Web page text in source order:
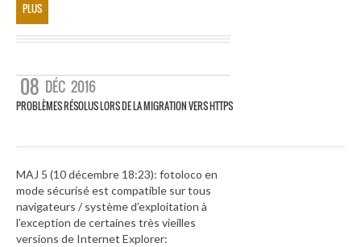
PLUS
08 DÉC 2016
PROBLÈMES RÉSOLUS LORS DE LA MIGRATION VERS HTTPS
MAJ 5 (10 décembre 18:23): fotoloco en
mode sécurisé est compatible sur tous
navigateurs / système d’exploitation à
l’exception de certaines très vieilles
versions de Internet Explorer: